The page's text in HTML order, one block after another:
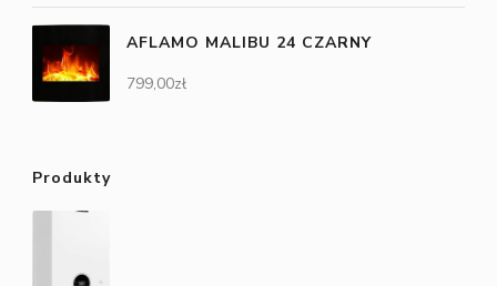
AFLAMO MALIBU 24 CZARNY
799,00zł
Produkty